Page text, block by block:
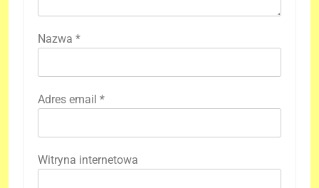
Nazwa *
Adres email *
Witryna internetowa